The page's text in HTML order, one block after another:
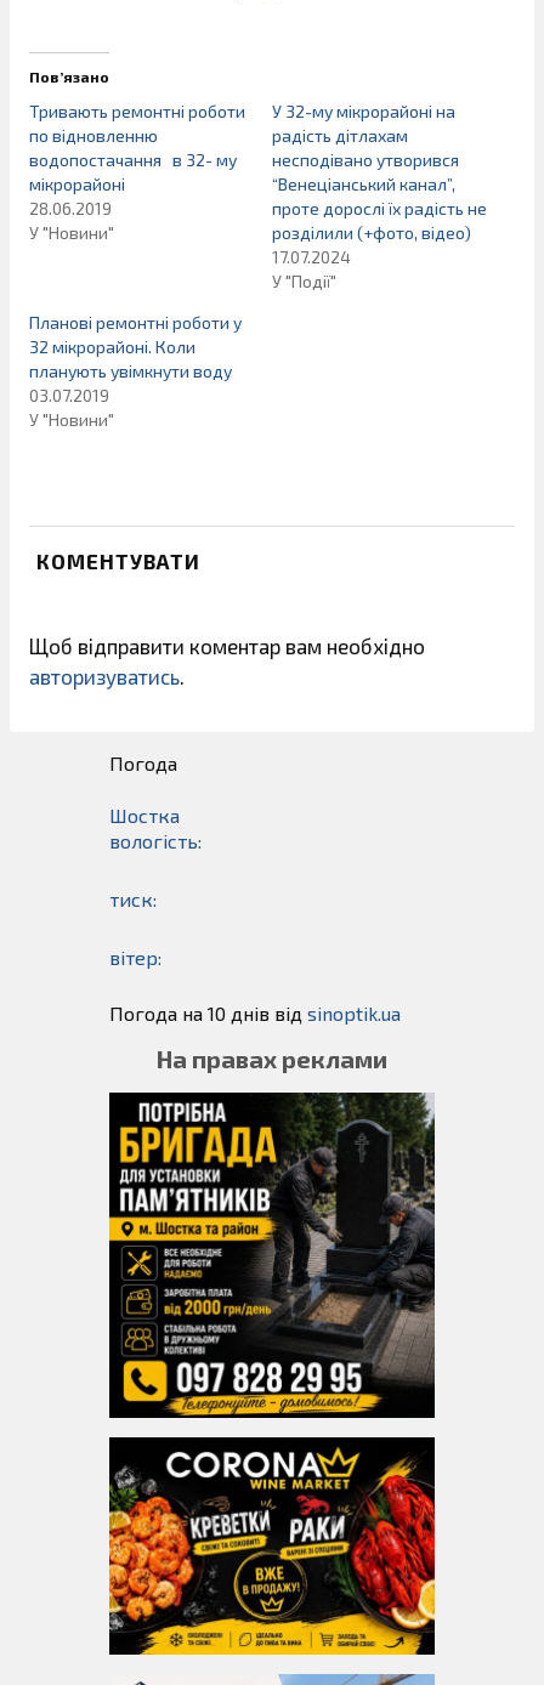
Пов’язано
Тривають ремонтні роботи
по відновленню
водопостачання в 32- му
мікрорайоні
28.06.2019
У "Новини"
У 32-му мікрорайоні на
радість дітлахам
несподівано утворився
“Венеціанський канал”,
проте дорослі їх радість не
розділили (+фото, відео)
17.07.2024
У "Події"
Планові ремонтні роботи у
32 мікрорайоні. Коли
планують увімкнути воду
03.07.2019
У "Новини"
КОМЕНТУВАТИ
Щоб відправити коментар вам необхідно
авторизуватись.
Погода
Шостка
вологість:
тиск:
вітер:
Погода на 10 днів від sinoptik.ua
На правах реклами